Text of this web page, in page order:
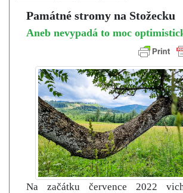
Památné stromy na Stožecku
Aneb nevypadá to moc
Na začátku července 2022